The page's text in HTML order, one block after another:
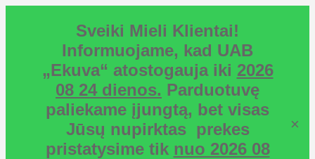
Sveiki Mieli Klientai!
Informuojame, kad UAB
„Ekuva“ atostogauja iki 2026
08 24 dienos. Parduotuvę
paliekame įjungtą, bet visas
Jūsų nupirktas prekes
pristatysime tik nuo 2026 08
×